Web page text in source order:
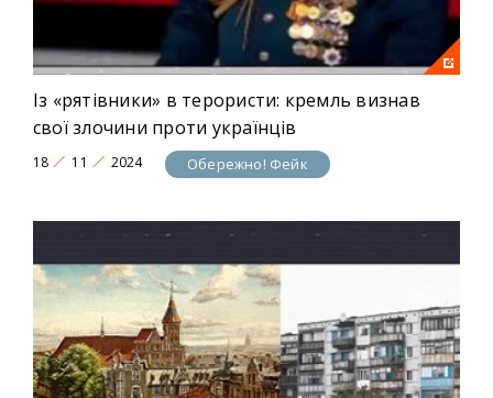
Із «рятівники» в терористи: кремль визнав
свої злочини проти українців
18 11 2024 Обережно! Фейк